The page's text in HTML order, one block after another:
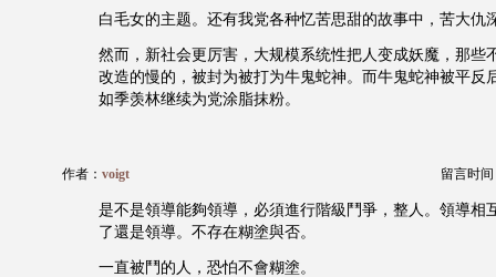
白毛女的主题。还有我党各种忆苦思甜的故事中，苦大仇
然而，新社会更厉害，大规模系统性把人变成妖魔，那些
改造的慢的，被封为被打为牛鬼蛇神。而牛鬼蛇神被平反
如季羡林继续为党涂脂抹粉。
作者： voigt 留言时间
是不是領導能夠領導，必須進行階級鬥爭，整人。領導相
了還是領導。不存在糊塗與否。
一直被鬥的人，恐怕不會糊塗。